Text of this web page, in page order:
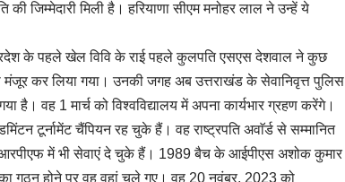
जिम्मेदारी मिली है। हरियाणा सीएम मनोहर लाल ने उन्हें ये
के पहले खेल विवि के राई पहले कुलपति एसएस देशवाल ने कुछ
मंजूर कर लिया गया। उनकी जगह अब उत्तराखंड के सेवानिवृत्त पुलिस
वह 1 मार्च को विश्वविद्यालय में अपना कार्यभार ग्रहण करेंगे।
टूर्नामेंट चैंपियन रह चुके हैं। वह राष्ट्रपति अवाॅर्ड से सम्मानित
में भी सेवाएं दे चुके हैं। 1989 बैच के आईपीएस अशोक कुमार
गठन होने पर वह वहां चले गए। वह 20 नवंबर, 2023 को